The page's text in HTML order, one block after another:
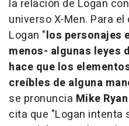
la relación de Logan
universo X-Men. Para
Logan "los personajes
menos- algunas leyes
hace que los
creíbles de alguna
se pronuncia Mike Ryan
cita que "Logan intenta